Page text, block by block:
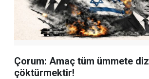
Çorum: Amaç tüm ümmete diz
çöktürmektir!